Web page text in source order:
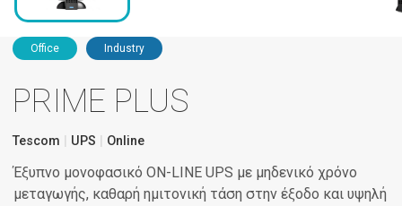
Office Industry
PRIME PLUS
Tescom UPS Online
Έξυπνο μονοφασικό ON-LINE UPS με μηδενικό χρόνο
μεταγωγής, καθαρή ημιτονική τάση στην έξοδο και υψηλή